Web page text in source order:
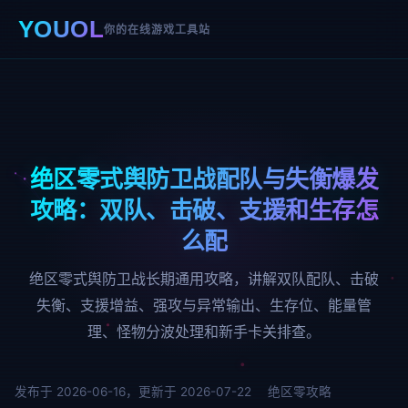
YOUOL你的在线游戏工具站
绝区零式舆防卫战配队与失衡爆发
攻略：双队、击破、支援和生存怎
么配
绝区零式舆防卫战长期通用攻略，讲解双队配队、击破
失衡、支援增益、强攻与异常输出、生存位、能量管
理、怪物分波处理和新手卡关排查。
发布于 2026-06-16，更新于 2026-07-22
绝区零攻略